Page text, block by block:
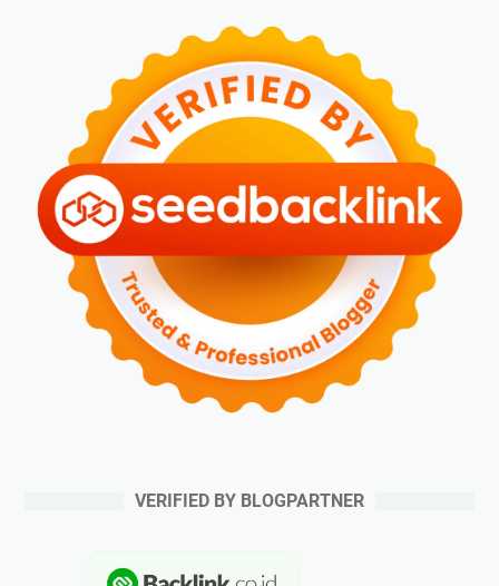
VERIFIED BY BLOGPARTNER